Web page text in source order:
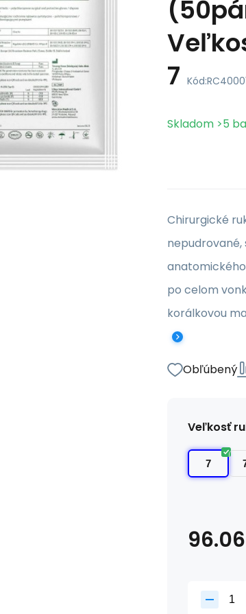
7 Kód:
Skladom >5
Chirurgické
po celom
korálkovou
Obľúbený
Veľkosť
7
96.06